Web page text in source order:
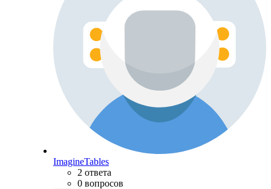
ImagineTables
2 ответа
0 вопросов